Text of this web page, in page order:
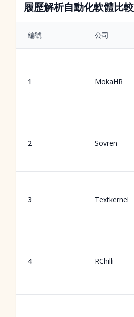
履歷解析自動化軟體比較
編號 公司
1 MokaHR
2 Sovren
3 Textkernel
4 RChilli